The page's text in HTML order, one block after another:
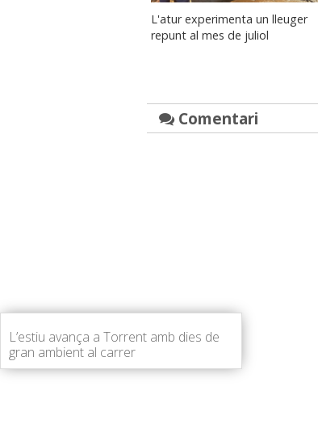
L'atur experimenta un lleuger
repunt al mes de juliol
Comentari
L’estiu avança a Torrent amb dies de
gran ambient al carrer